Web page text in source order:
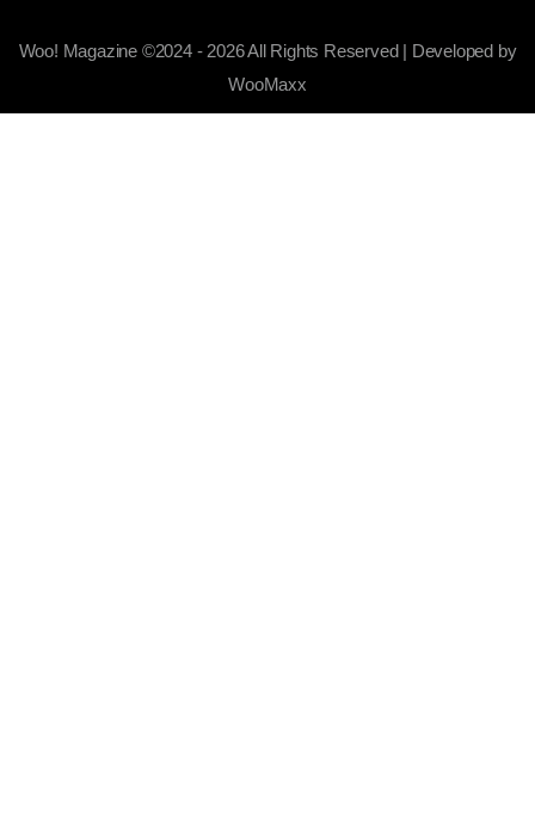
Woo! Magazine ©2024 - 2026 All Rights Reserved | Developed by
WooMaxx